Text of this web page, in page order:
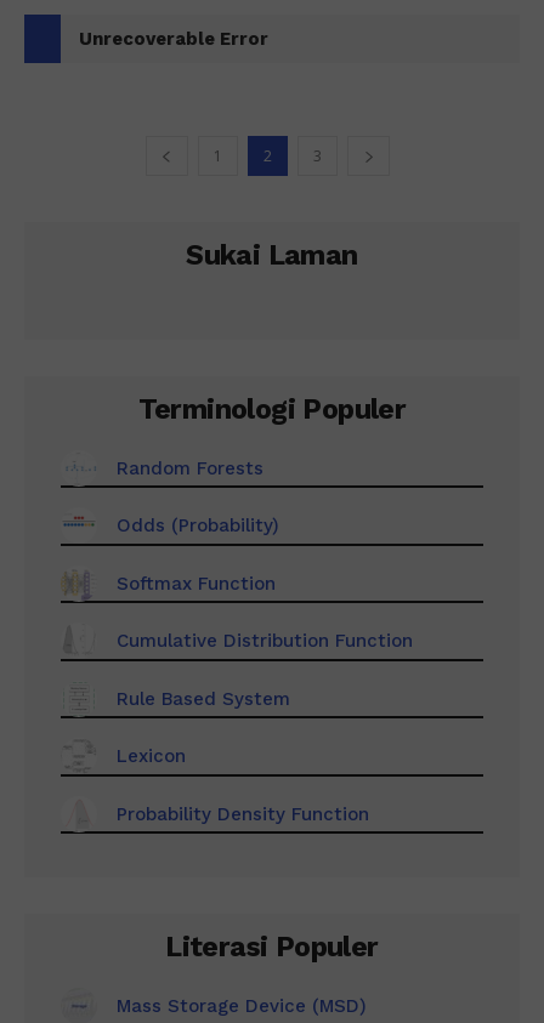
Unrecoverable Error
1 2 3
Sukai Laman
Terminologi Populer
Random Forests
Odds (Probability)
Softmax Function
Cumulative Distribution Function
Rule Based System
Lexicon
Probability Density Function
Literasi Populer
Mass Storage Device (MSD)